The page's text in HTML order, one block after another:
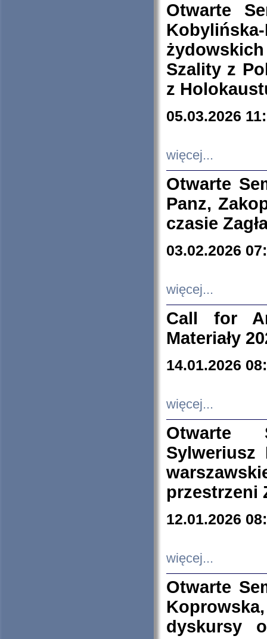
Otwarte
Szality z
z
05.03.2026
więcej...
Otwarte
Panz,
czasie
03.02.2026
więcej...
Call for
Materiały
14.01.2026
więcej...
Otwarte
Sylweriusz
przestrzeni
12.01.2026
więcej...
Otwarte
dyskursy